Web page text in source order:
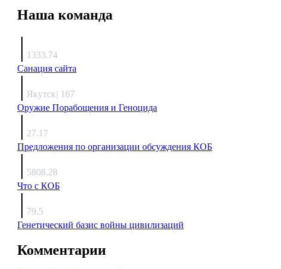
Наша команда
1333.74
Санация сайта
Якутск| 167
Оружие Порабощения и Геноцида
27.17
Предложения по организации обсуждения КОБ
5808.28
Что с КОБ
79.5
Генетический базис войны цивилизаций
Комментарии